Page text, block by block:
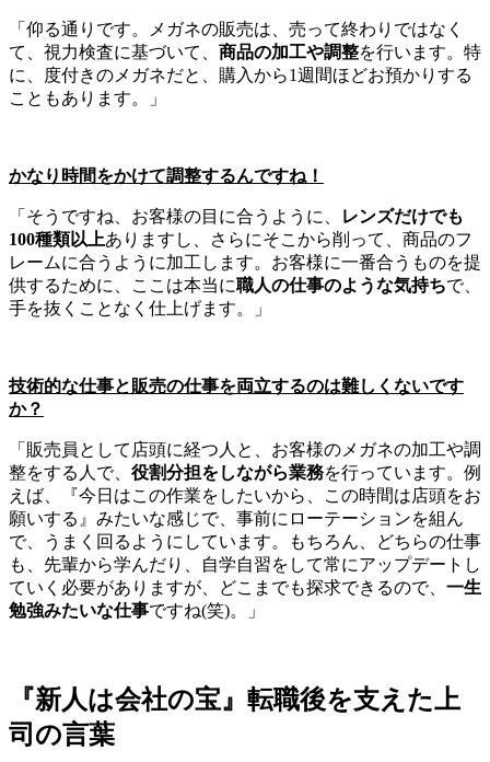
「仰る通りです。メガネの販売は、売って終わりではなく
て、視力検査に基づいて、 商品の加工や調整を行います。特
に、度付きのメガネだと、購入から1週間ほどお預かりする
こともあります。」
かなり時間をかけて調整するんですね！
「そうですね、お客様の目に合うように、
レンズだけでも
100種類以上ありますし、さらにそこから削って、商品のフ
レームに合うように加工します。お客様に一番合うものを提
供するために、ここは本当に職人の仕事のような気持ちで、
手を抜くことなく仕上げます。」
技術的な仕事と販売の仕事を両立するのは難しくないです
か？
「販売員として店頭に経つ人と、お客様のメガネの加工や調
整をする人で、 役割分担をしながら業務を行っています。例
えば、『今日はこの作業をしたいから、この時間は店頭をお
願いする』みたいな感じで、事前にローテーションを組ん
で、うまく回るようにしています。もちろん、どちらの仕事
も、先輩から学んだり、自学自習をして常にアップデートし
ていく必要がありますが、どこまでも探求できるので、 一生
勉強みたいな仕事ですね(笑)。」
『新人は会社の宝』転職後を支えた上
司の言葉